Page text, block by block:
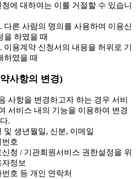
에 대하여는 이를 거절할 수 있습니
다른 사람의 명의를 사용하여 이용신
을 하였을 때
이용계약 신청서의 내용을 허위로 기
하였을 때
사항의 변경)
사항을 변경하고자 하는 경우 서비
서비스 내의 기능을 이용하여 변경
.
생년월일, 신분, 이메일
호
청 / 기관회원서비스 권한설정을 위
정보
호 등 개인 연락처